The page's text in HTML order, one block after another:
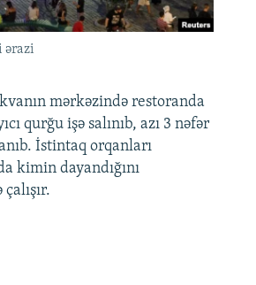
ərazi
mərkəzində restoranda
qurğu işə salınıb, azı 3 nəfər
İstintaq orqanları
kimin dayandığını